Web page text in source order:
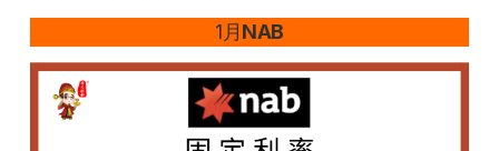
1月NAB